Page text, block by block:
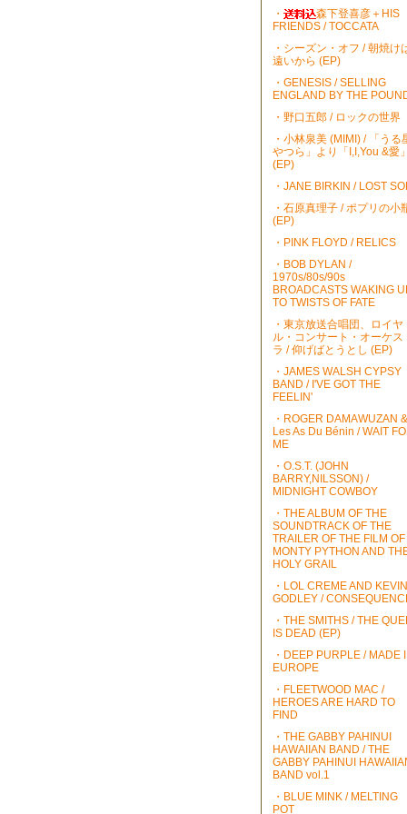
・
森下登喜彦＋HIS
FRIENDS / TOCCATA
・シーズン・オフ / 朝焼け
遠いから (EP)
・GENESIS / SELLING
ENGLAND BY THE
・野口五郎 / ロックの世界
・小林泉美 (MIMI) / 「うる
やつら」より「I,I,You &愛」
(EP)
・JANE BIRKIN / LOST
・石原真理子 / ポプリの小
(EP)
・PINK FLOYD / RELICS
・BOB DYLAN /
1970s/80s/90s
BROADCASTS WAKING
TO TWISTS OF FATE
・東京放送合唱団、ロイヤ
ル・コンサート・オーケス
ラ / 仰げばとうとし (EP)
・JAMES WALSH CYPSY
BAND / I'VE GOT THE
FEELIN'
・ROGER DAMAWUZAN &
Les As Du Bénin / WAIT
ME
・O.S.T. (JOHN
BARRY,NILSSON) /
MIDNIGHT COWBOY
・THE ALBUM OF THE
SOUNDTRACK OF THE
TRAILER OF THE FILM OF
MONTY PYTHON AND
HOLY GRAIL
・LOL CREME AND KEVIN
GODLEY /
・THE SMITHS / THE
IS DEAD (EP)
・DEEP PURPLE / MADE
EUROPE
・FLEETWOOD MAC /
HEROES ARE HARD TO
FIND
・THE GABBY PAHINUI
HAWAIIAN BAND / THE
GABBY PAHINUI
BAND vol.1
・BLUE MINK / MELTING
POT